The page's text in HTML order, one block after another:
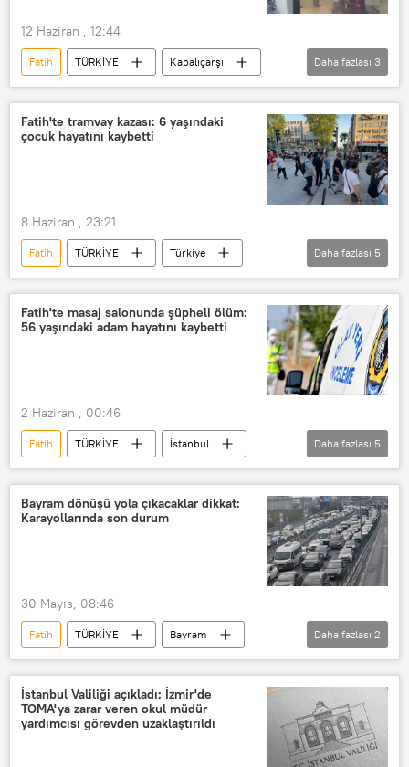
12 Haziran , 12:44
Fatih TÜRKİYE
Kapalıçarşı
Kapalıçarşı
Yangın İstanbul
Daha fazlası 3
Fatih'te tramvay kazası: 6 yaşındaki
çocuk hayatını kaybetti
8 Haziran , 23:21
Fatih TÜRKİYE
Türkiye
İstanbul
İstanbul Elektrik Tramvay ve Tünel İşletmeleri (İETT)
Kaza
kaza sebebi
Daha fazlası 5
Fatih'te masaj salonunda şüpheli ölüm:
56 yaşındaki adam hayatını kaybetti
2 Haziran , 00:46
Fatih TÜRKİYE
İstanbul
Polis
Polis baskını
masaj
masaj terapisti
masaj salonu
Daha fazlası 5
Bayram dönüşü yola çıkacaklar dikkat:
Karayollarında son durum
30 Mayıs, 08:46
Fatih TÜRKİYE
Bayram
Beyşehir
Aydın
Daha fazlası 2
İstanbul Valiliği açıkladı: İzmir'de
TOMA'ya zarar veren okul müdür
yardımcısı görevden uzaklaştırıldı